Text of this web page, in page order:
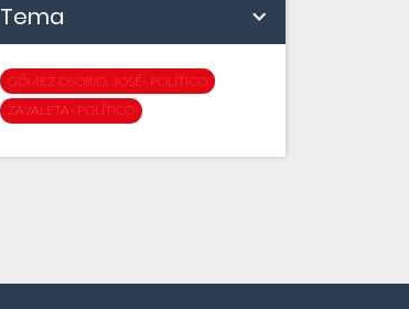
Tema
GÓMEZ OSORIO, JOSÉ- POLÍTICO
ZAVALETA- POLÍTICO